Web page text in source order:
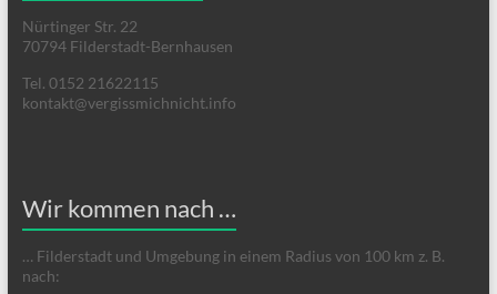
Nürtinger Str. 22
70794 Filderstadt-Bernhausen
Tel. 0152 21622115
kontakt@vergissmichnicht.info
Wir kommen nach …
… Filderstadt und Umgebung in einem Radius von 100 km z. B.
nach: